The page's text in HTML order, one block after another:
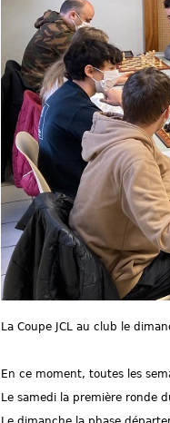
La Coupe JCL au club le
En ce moment, toutes les
Le samedi la première ronde